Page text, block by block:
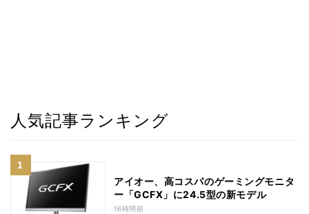
人気記事ランキング
アイオー、高コスパのゲーミングモニタ
ー「GCFX」に24.5型の新モデル
16時間前